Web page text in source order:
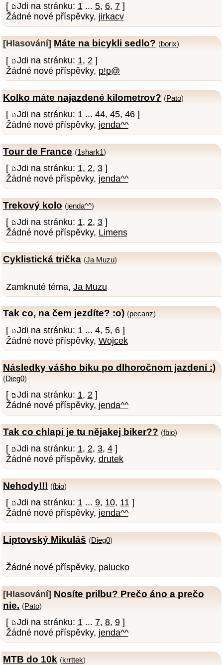
[ Jdi na stránku: 1... 5, 6, 7]
Žádné nové příspěvky, jirkacv
[Hlasování] Máte na bicykli sedlo? (borix)
[ Jdi na stránku: 1, 2 ]
Žádné nové příspěvky, p!p@
Kolko máte najazdené kilometrov? (Pato)
[ Jdi na stránku: 1 ... 44, 45, 46]
Žádné nové příspěvky, jenda^^
Tour de France (1shark1)
[ Jdi na stránku: 1, 2, 3]
Žádné nové příspěvky, jenda^^
Trekový kolo (jenda^^)
[ Jdi na stránku: 1, 2, 3]
Žádné nové příspěvky, Limens
Cyklistická trička (Ja Muzu)
Zamknuté téma, Ja Muzu
Tak co, na čem jezdíte? :o) (pecanz)
[ Jdi na stránku: 1 ... 4, 5, 6]
Žádné nové příspěvky, Wojcek
Následky vášho biku po dlhoročnom jazdení :)
(Dieg0)
[ Jdi na stránku: 1, 2 ]
Žádné nové příspěvky, jenda^^
Tak co chlapi je tu nějakej biker?? (fbio)
[ Jdi na stránku: 1, 2, 3, 4]
Žádné nové příspěvky, drutek
Nehody!!! (fbio)
[ Jdi na stránku: 1... 9, 10, 11]
Žádné nové příspěvky, jenda^^
Liptovský Mikuláš (Dieg0)
Žádné nové příspěvky, palucko
[Hlasování] Nosíte prilbu? Prečo áno a prečo
nie. (Pato)
[ Jdi na stránku: 1 ... 7, 8, 9]
Žádné nové příspěvky, jenda^^
MTB do 10k (krrttek)